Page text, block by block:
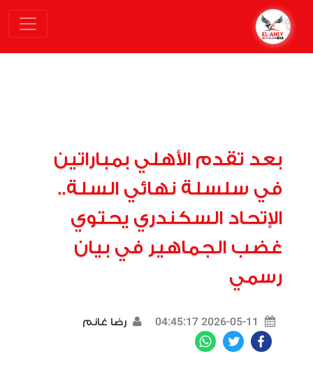
بعد تقدم الأهلي بمباراتين
في سلسلة نهائي السلة..
الإتحاد السكندري يحتوي
غضب الجماهير في بيان
رسمي
2026-05-11 04:45:17 رضا غانم
Facebook
Twitter